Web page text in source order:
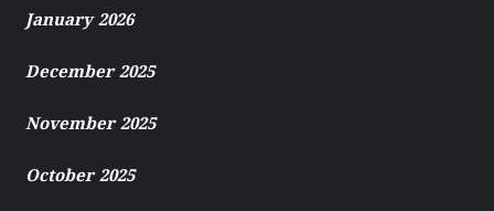
January 2026
December 2025
November 2025
October 2025